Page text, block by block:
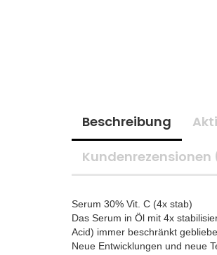
Beschreibung
Kundenrezensionen
Serum 30% Vit. C (4x stab)
Das Serum in Öl mit 4x
Acid) immer beschränkt
Neue Entwicklungen und neue